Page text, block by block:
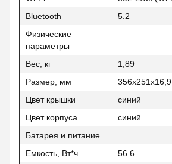
Bluetooth
5.2
Физические
параметры
Вес, кг
1,89
Размер, мм
356x251x16,9
Цвет крышки
синий
Цвет корпуса
синий
Батарея и питание
Емкость, Вт*ч
56.6